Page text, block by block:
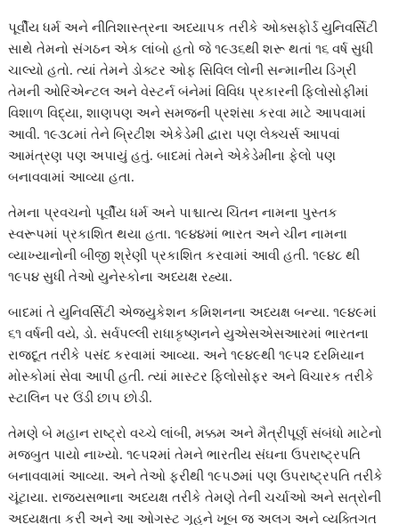
પૂર્વીય ધર્મ અને નીતિશાસ્ત્રના અધ્યાપક તરીકે ઓક્સફોર્ડ યુનિવર્સિટી
સાથે તેમનો સંગઠન એક લાંબો હતો જે ૧૯૩૬થી શરૂ થતાં ૧૬ વર્ષ સુધી
ચાલ્યો હતો. ત્યાં તેમને ડોક્ટર ઓફ સિવિલ લોની સન્માનીય ડિગ્રી
તેમની ઓરિએન્ટલ અને વેસ્ટર્ન બંનેમાં વિવિધ પ્રકારની ફિલોસોફીમાં
વિશાળ વિદ્યા, શાણપણ અને સમજની પ્રશંસા કરવા માટે આપવામાં
આવી. ૧૯૩૮માં તેને બ્રિટીશ એકેડેમી દ્વારા પણ લેક્ચર્સ આપવાં
આમંત્રણ પણ અપાયું હતું. બાદમાં તેમને એકેડેમીના ફેલો પણ
બનાવવામાં આવ્યા હતા.
તેમના પ્રવચનો પૂર્વીય ધર્મ અને પાશ્ચાત્ય ચિંતન નામના પુસ્તક
સ્વરૂપમાં પ્રકાશિત થયા હતા. ૧૯૪૪માં ભારત અને ચીન નામના
વ્યાખ્યાનોની બીજી શ્રેણી પ્રકાશિત કરવામાં આવી હતી. ૧૯૪૮ થી
૧૯૫૪ સુધી તેઓ યુનેસ્કોના અધ્યક્ષ રહ્યા.
બાદમાં તે યુનિવર્સિટી એજ્યુકેશન કમિશનના અધ્યક્ષ બન્યા. ૧૯૪૯માં
૬૧ વર્ષની વયે, ડો. સર્વપલ્લી રાધાકૃષ્ણનને યુએસએસઆરમાં ભારતના
રાજદૂત તરીકે પસંદ કરવામાં આવ્યા. અને ૧૯૪૯થી ૧૯૫૨ દરમિયાન
મોસ્કોમાં સેવા આપી હતી. ત્યાં માસ્ટર ફિલોસોફર અને વિચારક તરીકે
સ્ટાલિન પર ઉંડી છાપ છોડી.
તેમણે બે મહાન રાષ્ટ્રો વચ્ચે લાંબી, મક્કમ અને મૈત્રીપૂર્ણ સંબંધો માટેનો
મજબુત પાયો નાખ્યો. ૧૯૫૨માં તેમને ભારતીય સંઘના ઉપરાષ્ટ્રપતિ
બનાવવામાં આવ્યા. અને તેઓ ફરીથી ૧૯૫૭માં પણ ઉપરાષ્ટ્રપતિ તરીકે
ચૂંટાયા. રાજ્યસભાના અધ્યક્ષ તરીકે તેમણે તેની ચર્ચાઓ અને સત્રોની
અધ્યક્ષતા કરી અને આ ઓગસ્ટ ગૃહને ખૂબ જ અલગ અને વ્યક્તિગત